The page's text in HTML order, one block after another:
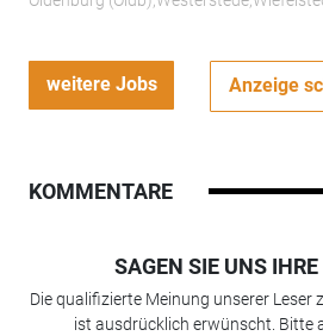
weitere Jobs Anzeige
KOMMENTARE
SAGEN SIE UNS
Die qualifizierte Meinung unserer Leser
ist ausdrücklich erwünscht. Bitte